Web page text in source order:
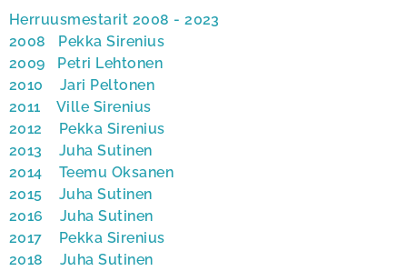
Herruusmestarit 2008 - 2023
2008 Pekka Sirenius
2009 Petri Lehtonen
2010 Jari Peltonen
2011 Ville Sirenius
2012 Pekka Sirenius
2013 Juha Sutinen
2014 Teemu Oksanen
2015 Juha Sutinen
2016 Juha Sutinen
2017 Pekka Sirenius
2018 Juha Sutinen